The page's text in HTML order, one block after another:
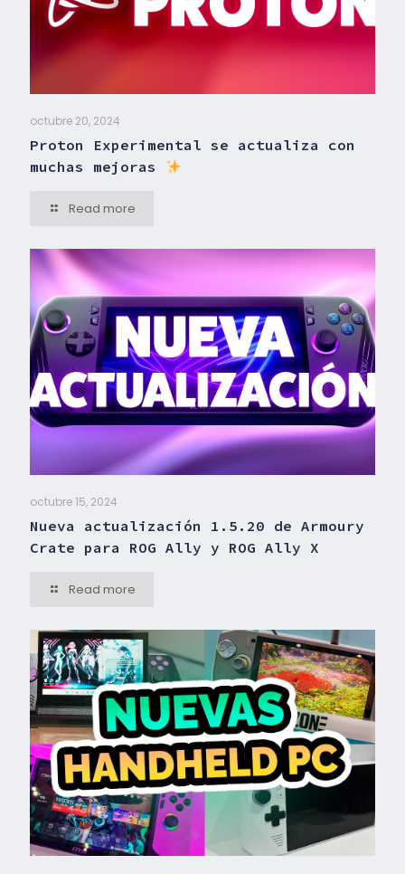
octubre 20, 2024
Proton Experimental se actualiza con
muchas mejoras
Read more
octubre 15, 2024
Nueva actualización 1.5.20 de Armoury
Crate para ROG Ally y ROG Ally X
Read more